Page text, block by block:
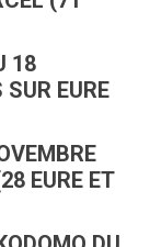
18
EURE
EURE ET